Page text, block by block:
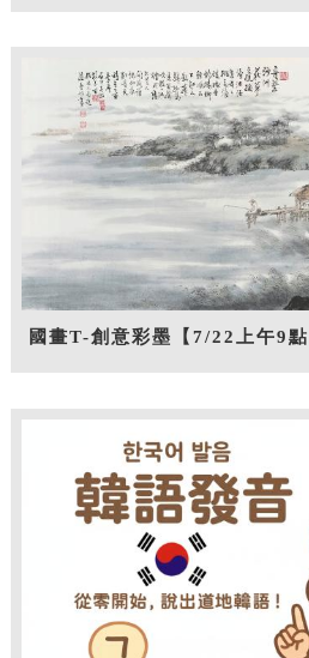
國畫T-創意彩墨【7/22上午9點